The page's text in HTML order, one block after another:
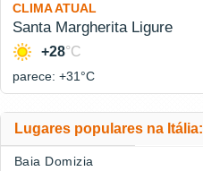
CLIMA ATUAL
Santa Margherita Ligure
+28°C
parece: +31°C
Lugares populares na Itália:
Baia Domizia